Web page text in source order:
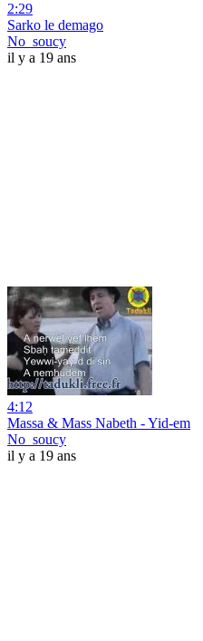
2:29
Sarko le demago
No_soucy
il y a 19 ans
4:12
Massa & Mass Nabeth - Yid-em
No_soucy
il y a 19 ans